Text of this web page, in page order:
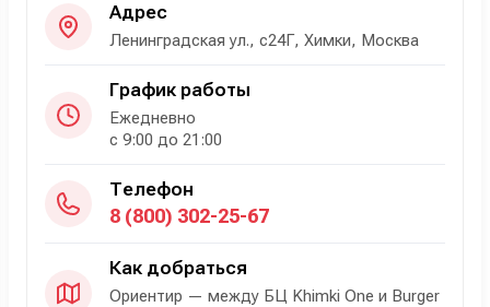
Адрес
Ленинградская ул., с24Г, Химки, Москва
График работы
Ежедневно
с 9:00 до 21:00
Телефон
8 (800) 302-25-67
Как добраться
Ориентир — между БЦ Khimki One и Burger